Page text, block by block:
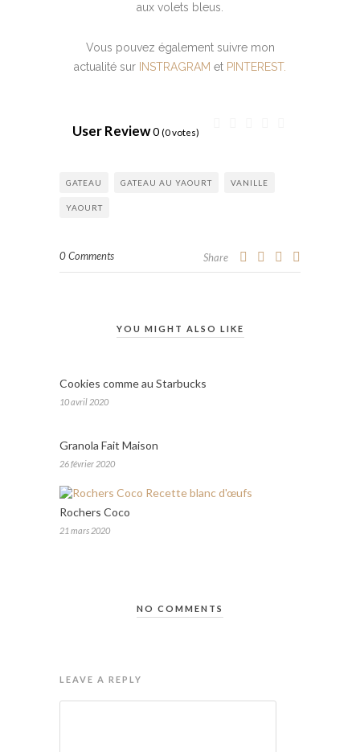
aux volets bleus.
Vous pouvez également suivre mon
actualité sur INSTRAGRAM et PINTEREST.
User Review0 (0votes)
GATEAU GATEAU AU YAOURT VANILLE
YAOURT
0 Comments Share
YOU MIGHT ALSO LIKE
Cookies comme au Starbucks
10 avril 2020
Granola Fait Maison
26 février 2020
Rochers Coco
21 mars 2020
NO COMMENTS
LEAVE A REPLY